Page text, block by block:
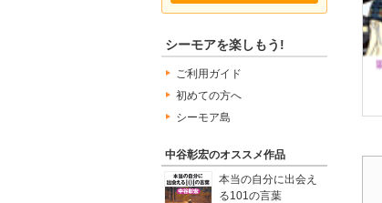
シーモアを楽しもう!
ご利用ガイド
初めての方へ
シーモア島
中谷彰宏のオススメ作品
本当の自分に出会え
る101の言葉